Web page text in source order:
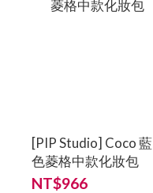
[PIP Studio] Coco 藍
色菱格中款化妝包
NT$966